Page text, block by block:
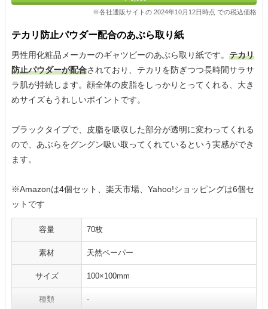
※各社通販サイトの 2024年10月12日時点 での税込価格
テカリ防止パウダー配合のあぶら取り紙
男性用化粧品メーカーのギャツビーのあぶら取り紙です。 テカリ
防止パウダーが配合されており、テカリを防ぎつつ長時間サラサ
ラ肌が持続します。顔全体の皮脂をしっかりとってくれる、大き
めサイズもうれしいポイントです。
ブラックタイプで、皮脂を吸収した部分が透明に変わってくれる
ので、あぶらをグングン吸い取ってくれているという実感ができ
ます。
※Amazonは4個セット、楽天市場、Yahoo!ショッピングは6個セ
ットです
容量 70枚
素材 天然ペーパー
サイズ 100×100mm
種類 -